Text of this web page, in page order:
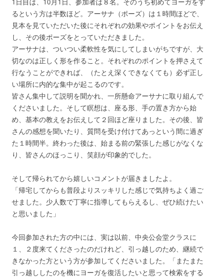
るという方は半数ほど。アーサナ（ポーズ）は１時間ほどで、
見本を見ていただいた後にそれぞれの効果やポイントをお伝え
し、その後ポーズをとっていただきました。
アーサナは、ついつい柔軟性を気にしてしまいがちですが、大
切なのは正しく形を作ること。それぞれのポイントを押さえて
行なうことができれば、（たとえ深くできなくても）必ず正し
い場所に内的な集中が起こるのです。
皆さん集中して説明を聞かれ、一所懸命アーサナに取り組んで
くださいました。そして瞑想は、座る形、手の置き方から始
め、基本の教えをお伝えして２回ほど座りました。その後、皆
さんの感想を聞いたり、質問を受け付けてあっという間に過ぎ
た１時間半。終わった後は、始まる前の緊張した感じがなくな
り、皆さんのほっこり、笑顔が印象的でした。
そして帰られてから嬉しいコメントが届きましたよ。
「帰宅してからも普段よりスッキリした感じで気持ちよく過ご
せました。少人数で丁寧に指導してもらえるし、ぜひ続けたい
と思いました」
今回参加された方の中には、実は以前、中央公会堂クラスに
１、２度来てくださったのだけれど、引っ越しのため、継続で
きなかった方という方が参加してくださいました。「またまた
引っ越ししたのを機にヨーガを復活したいと思って検索をする